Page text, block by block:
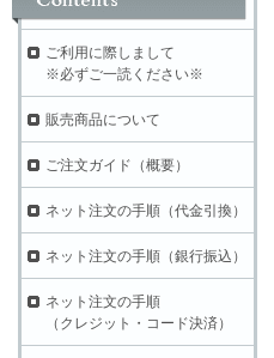
ご利用に際しまして
※必ずご一読ください※
販売商品について
ご注文ガイド（概要）
ネット注文の手順（代金引換）
ネット注文の手順（銀行振込）
ネット注文の手順
（クレジット・コード決済）